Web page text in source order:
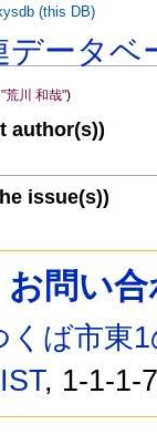
データベ
"荒川 和哉")
author(s))
issue(s))
(this DB)
お問い
くば市東
, 1-1-1-